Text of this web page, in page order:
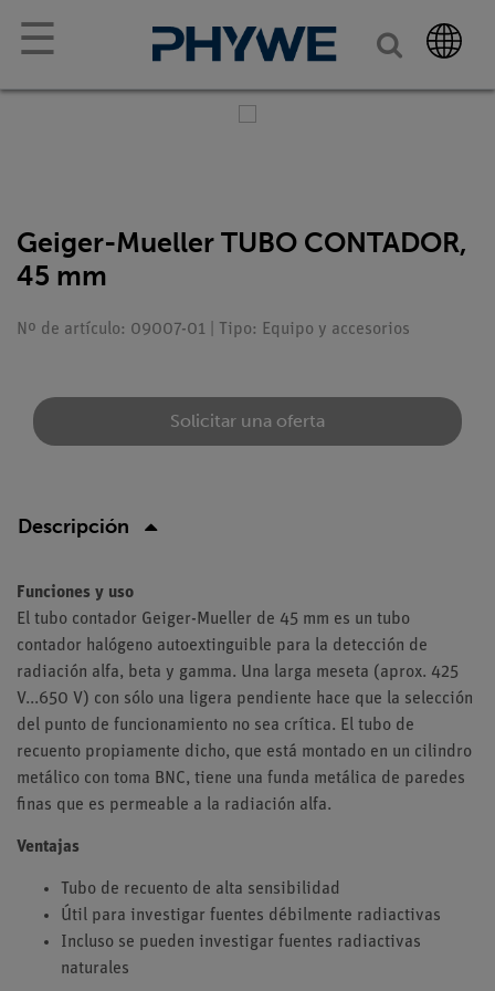
☰
Geiger-Mueller TUBO CONTADOR,
45 mm
Nº de artículo: 09007-01 | Tipo: Equipo y accesorios
Solicitar una oferta
Descripción
Funciones y uso
El tubo contador Geiger-Mueller de 45 mm es un tubo
contador halógeno autoextinguible para la detección de
radiación alfa, beta y gamma. Una larga meseta (aprox. 425
V...650 V) con sólo una ligera pendiente hace que la selección
del punto de funcionamiento no sea crítica. El tubo de
recuento propiamente dicho, que está montado en un cilindro
metálico con toma BNC, tiene una funda metálica de paredes
finas que es permeable a la radiación alfa.
Ventajas
Tubo de recuento de alta sensibilidad
Útil para investigar fuentes débilmente radiactivas
Incluso se pueden investigar fuentes radiactivas
naturales